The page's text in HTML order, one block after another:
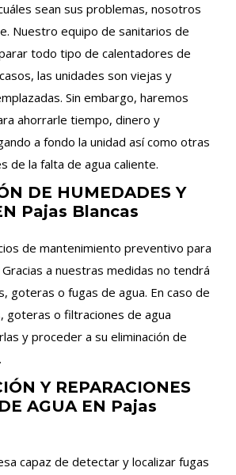
sean sus problemas, nosotros
Nuestro equipo de sanitarios de
todo tipo de calentadores de
las unidades son viejas y
Sin embargo, haremos
ahorrarle tiempo, dinero y
a fondo la unidad así como otras
de la falta de agua caliente.
DE HUMEDADES Y
Pajas Blancas
de mantenimiento preventivo para
a nuestras medidas no tendrá
goteras o fugas de agua. En caso de
goteras o filtraciones de agua
y proceder a su eliminación de
Y REPARACIONES
AGUA EN Pajas
capaz de detectar y localizar fugas